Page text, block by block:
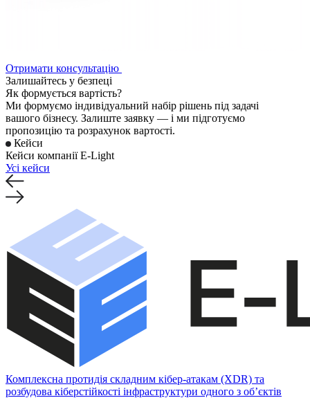
Отримати консультацію
Залишайтесь у безпеці
Як формується вартість?
Ми формуємо індивідуальний набір рішень під задачі
вашого бізнесу. Залиште заявку — і ми підготуємо
пропозицію та розрахунок вартості.
Кейси
Кейси компанії E-Light
Усі кейси
Комплексна протидія складним кібер-атакам (XDR) та
розбудова кіберстійкості інфраструктури одного з об’єктів